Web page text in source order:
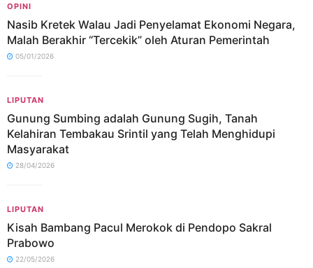
OPINI
Nasib Kretek Walau Jadi Penyelamat Ekonomi Negara,
Malah Berakhir “Tercekik” oleh Aturan Pemerintah
05/01/2026
LIPUTAN
Gunung Sumbing adalah Gunung Sugih, Tanah
Kelahiran Tembakau Srintil yang Telah Menghidupi
Masyarakat
28/04/2026
LIPUTAN
Kisah Bambang Pacul Merokok di Pendopo Sakral
Prabowo
22/05/2026